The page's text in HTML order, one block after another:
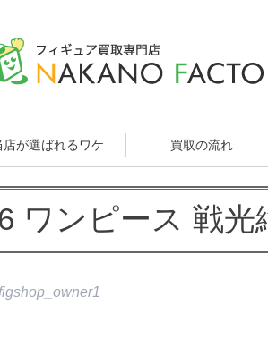
店が選ばれるワケ 買取の流れ
ワンピース 戦光
figshop_owner1